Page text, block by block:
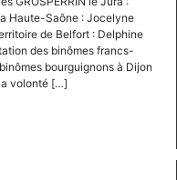
Bourgogne
et
la
Haute-Saône : Jocelyne
de Belfort : Delphine
des binômes francs-
bourguignons à Dijon
volonté […]